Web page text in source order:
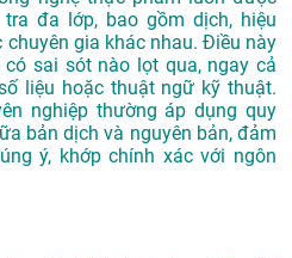
đa lớp, bao gồm dịch, hiệu
gia khác nhau. Điều này
sai sót nào lọt qua, ngay cả
liệu hoặc thuật ngữ kỹ thuật.
nghiệp thường áp dụng quy
bản dịch và nguyên bản, đảm
ý, khớp chính xác với ngôn